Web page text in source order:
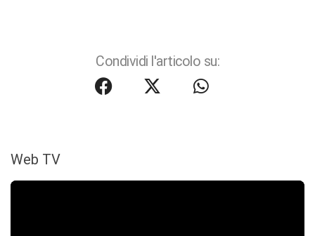
Condividi l'articolo su:
Web TV